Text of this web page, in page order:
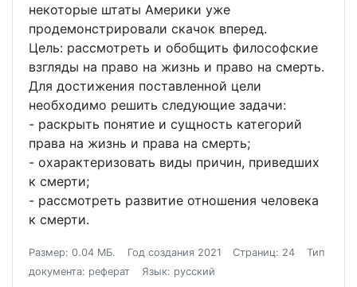
некоторые штаты Америки уже
продемонстрировали скачок вперед.
Цель: рассмотреть и обобщить философские
взгляды на право на жизнь и право на смерть.
Для достижения поставленной цели
необходимо решить следующие задачи:
- раскрыть понятие и сущность категорий
права на жизнь и права на смерть;
- охарактеризовать виды причин, приведших
к смерти;
- рассмотреть развитие отношения человека
к смерти.
Размер: 0.04 МБ. Год создания 2021 Страниц: 24
Тип
документа: реферат
Язык: русский